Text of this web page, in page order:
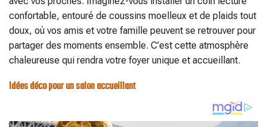
confortable, entouré de coussins moelleux et de plaids tout
doux, où vos amis et votre famille peuvent se retrouver pour
partager des moments ensemble. C’est cette atmosphère
chaleureuse qui rendra votre foyer unique et accueillant.
Idées déco pour un salon accueillant